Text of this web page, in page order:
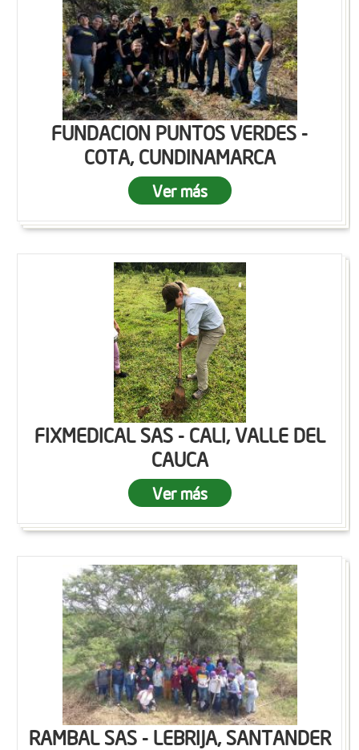
FUNDACION PUNTOS VERDES -
COTA, CUNDINAMARCA
Ver más
FIXMEDICAL SAS - CALI, VALLE DEL
CAUCA
Ver más
RAMBAL SAS - LEBRIJA, SANTANDER